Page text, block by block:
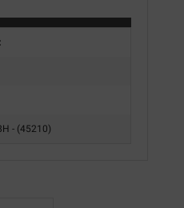
- (45210)